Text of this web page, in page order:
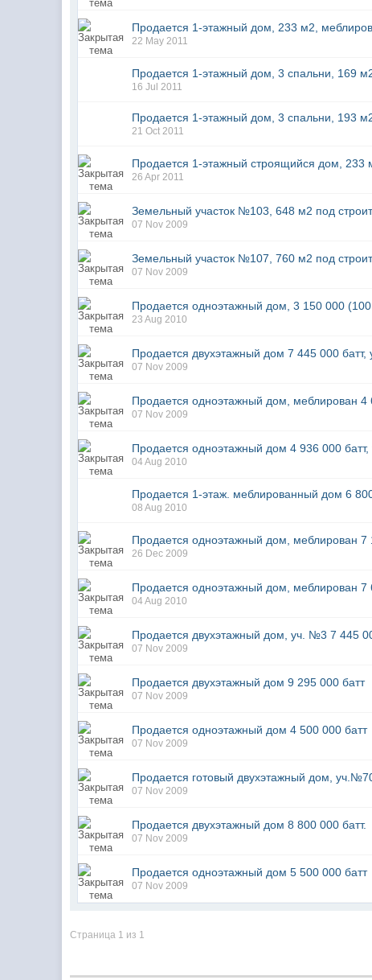
Продается 1-этажный дом, 233 м2,
22 May 2011
Продается 1-этажный дом, 3 спальни, 169
16 Jul 2011
Продается 1-этажный дом, 3 спальни, 193
21 Oct 2011
Продается 1-этажный строящийся дом,
26 Apr 2011
Земельный участок №103, 648 м2 под
07 Nov 2009
Земельный участок №107, 760 м2 под
07 Nov 2009
Продается одноэтажный дом, 3 150 000
23 Aug 2010
Продается двухэтажный дом 7 445 000
07 Nov 2009
Продается одноэтажный дом, меблирован
07 Nov 2009
Продается одноэтажный дом 4 936 000
04 Aug 2010
Продается 1-этаж. меблированный дом 6
08 Aug 2010
Продается одноэтажный дом, меблирован
26 Dec 2009
Продается одноэтажный дом, меблирован
04 Aug 2010
Продается двухэтажный дом, уч. №3 7 445
07 Nov 2009
Продается двухэтажный дом 9 295 000 батт
07 Nov 2009
Продается одноэтажный дом 4 500 000 батт
07 Nov 2009
Продается готовый двухэтажный дом,
07 Nov 2009
Продается двухэтажный дом 8 800 000 батт.
07 Nov 2009
Продается одноэтажный дом 5 500 000 батт
07 Nov 2009
Страница 1 из 1